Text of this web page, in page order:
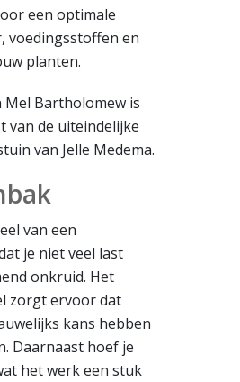
een optimale
voedingsstoffen en
planten.
Mel Bartholomew is
van de uiteindelijke
van Jelle Medema.
van een
je niet veel last
onkruid. Het
zorgt ervoor dat
kans hebben
Daarnaast hoef je
het werk een stuk